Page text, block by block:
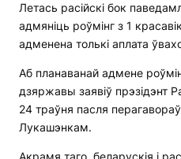
Летась расійскі бок
адмяніць роўмінг з 1
адменена толькі аплата
Аб планаванай адмене
дзяржавы заявіў прэзідэнт
24 траўня пасля
Лукашэнкам.
Акрамя таго, беларускія і